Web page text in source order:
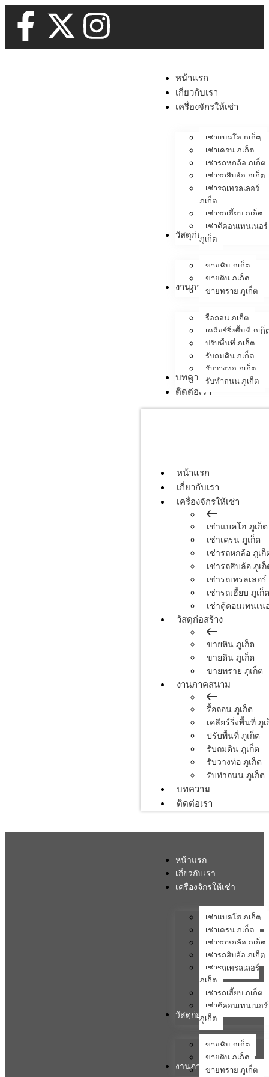
หน้าแรก
เกี่ยวกับเรา
เครื่องจักรให้เช่า
เช่าแบคโฮ ภูเก็ต
เช่าเครน ภูเก็ต
เช่ารถหกล้อ ภูเก็ต
เช่ารถสิบล้อ ภูเก็ต
เช่ารถเทรลเลอร์
ภูเก็ต
เช่ารถเฮี้ยบ ภูเก็ต
เช่าตู้คอนเทนเนอร์
ภูเก็ต
วัสดุก่อสร้าง
ขายหิน ภูเก็ต
ขายดิน ภูเก็ต
ขายทราย ภูเก็ต
งานภาคสนาม
รื้อถอน ภูเก็ต
เคลียร์ริ่งพื้นที่ ภูเก็
ปรับพื้นที่ ภูเก็ต
รับถมดิน ภูเก็ต
รับวางท่อ ภูเก็ต
รับทำถนน ภูเก็ต
บทความ
ติดต่อเรา
หน้าแรก
เกี่ยวกับเรา
เครื่องจักรให้เช่า
เช่าแบคโฮ ภูเก็ต
เช่าเครน ภูเก็ต
เช่ารถหกล้อ ภูเก็
เช่ารถสิบล้อ ภูเ
เช่ารถเทรลเลอ
เช่ารถเฮี้ยบ ภูเก็ต
เช่าตู้คอนเทนเน
วัสดุก่อสร้าง
ขายหิน ภูเก็ต
ขายดิน ภูเก็ต
ขายทราย ภูเก็ต
งานภาคสนาม
รื้อถอน ภูเก็ต
เคลียร์ริ่งพื้นที่ ภู
ปรับพื้นที่ ภูเก็ต
รับถมดิน ภูเก็ต
รับวางท่อ ภูเก็ต
รับทำถนน ภูเก็ต
บทความ
ติดต่อเรา
หน้าแรก
เกี่ยวกับเรา
เครื่องจักรให้เช่า
เช่าแบคโฮ ภูเก็ต
เช่าเครน ภูเก็ต
เช่ารถหกล้อ ภูเก็ต
เช่ารถสิบล้อ ภูเก็ต
เช่ารถเทรลเลอร์
ภูเก็ต
เช่ารถเฮี้ยบ ภูเก็ต
เช่าตู้คอนเทนเนอร์
ภูเก็ต
วัสดุก่อสร้าง
ขายหิน ภูเก็ต
ขายดิน ภูเก็ต
ขายทราย ภูเก็ต
งานภาคสนาม